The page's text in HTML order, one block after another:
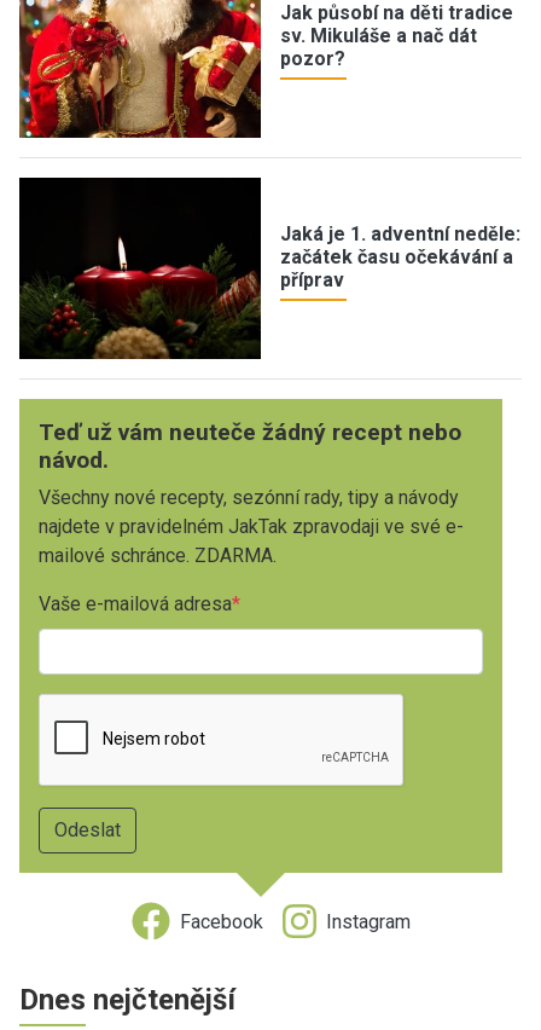
Jak působí na děti tradice
sv. Mikuláše a nač dát
pozor?
Jaká je 1. adventní neděle:
začátek času očekávání a
příprav
Teď už vám neuteče žádný recept nebo
návod.
Všechny nové recepty, sezónní rady, tipy a návody
najdete v pravidelném JakTak zpravodaji ve své e-
mailové schránce. ZDARMA.
Vaše e-mailová adresa
Facebook Instagram
Dnes nejčtenější